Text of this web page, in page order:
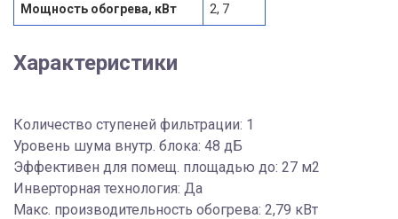
Мощность обогрева, кВт 2, 7
Характеристики
Количество ступеней фильтрации: 1
Уровень шума внутр. блока: 48 дБ
Эффективен для помещ. площадью до: 27 м2
Инверторная технология: Да
Макс. производительность обогрева: 2,79 кВт